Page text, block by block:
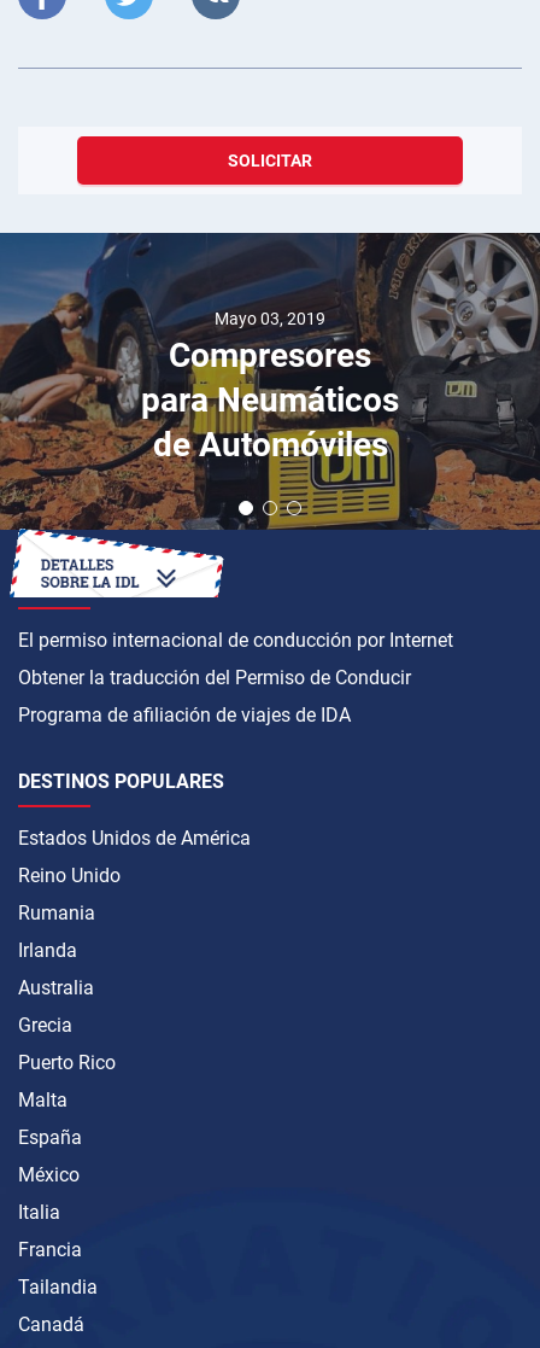
SOLICITAR
Mayo 03, 2019
Compresores
para Neumáticos
de Automóviles
CÓMO OBTENER
El permiso internacional de conducción por Internet
Obtener la traducción del Permiso de Conducir
Programa de afiliación de viajes de IDA
DESTINOS POPULARES
Estados Unidos de América
Reino Unido
Rumania
Irlanda
Australia
Grecia
Puerto Rico
Malta
España
México
Italia
Francia
Tailandia
Canadá